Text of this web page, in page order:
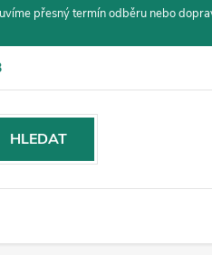
přesný termín odběru nebo
HLEDAT